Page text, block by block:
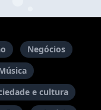
Negócios
e cultura